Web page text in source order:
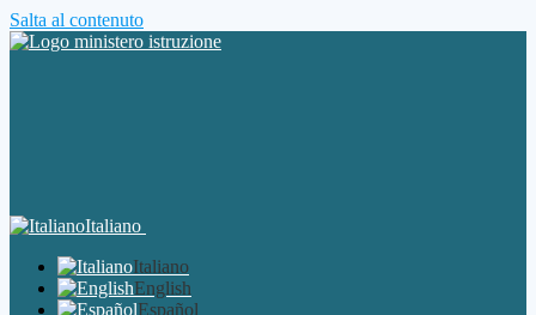
Salta al contenuto
Italiano
Italiano
English
Español